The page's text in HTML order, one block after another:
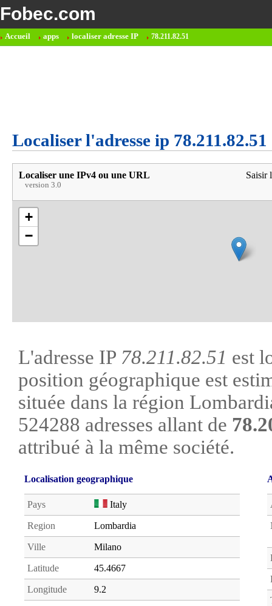
Fobec.com
Accueil apps localiser adresse IP 78.211.82.51
Localiser l'adresse ip 78.211.82.51
Localiser une IPv4 ou une URL
version 3.0
Saisir
+
−
L'adresse IP 78.211.82.51 est
position géographique est
située dans la région
524288 adresses allant de
attribué à la même société.
Localisation geographique
Pays Italy
Region Lombardia
Ville Milano
Latitude 45.4667
Longitude 9.2